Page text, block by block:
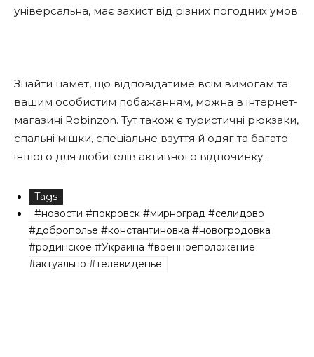
універсальна, має захист від різних погодних умов.
Знайти намет, що відповідатиме всім вимогам та
вашим особистим побажанням, можна в інтернет-
магазині Robinzon. Тут також є туристичні рюкзаки,
спальні мішки, спеціальне взуття й одяг та багато
іншого для любителів активного відпочинку.
Tags
#новости #покровск #мирноград #селидово
#доброполье #константиновка #новогродовка
#родинское #Украина #военноеположение
#актуально #телевиденье